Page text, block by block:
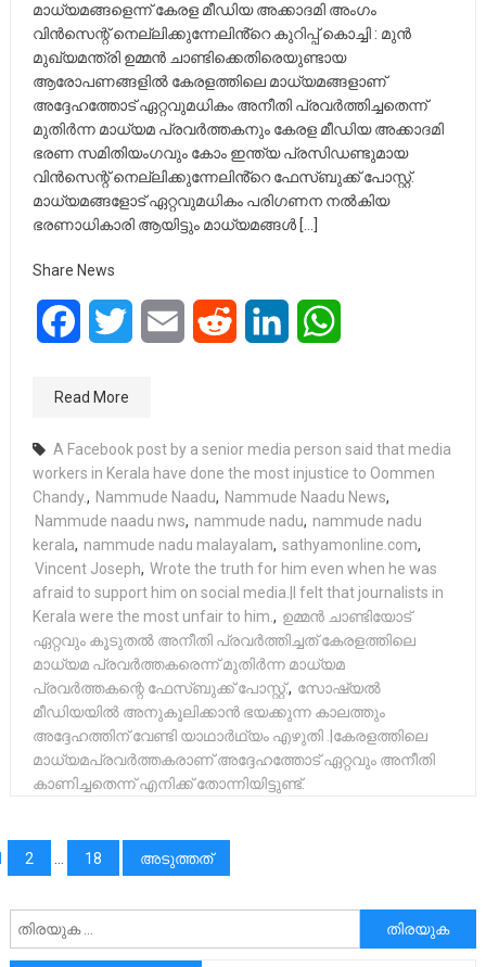
മാധ്യമങ്ങളെന്ന് കേരള മീഡിയ അക്കാദമി അംഗം
വിൻസെന്റ് നെല്ലിക്കുന്നേലിൻ്റെ കുറിപ്പ് കൊച്ചി : മുൻ
മുഖ്യമന്ത്രി ഉമ്മൻ ചാണ്ടിക്കെതിരെയുണ്ടായ
ആരോപണങ്ങളിൽ കേരളത്തിലെ മാധ്യമങ്ങളാണ്
അദ്ദേഹത്തോട് ഏറ്റവുമധികം അനീതി പ്രവർത്തിച്ചതെന്ന്
മുതിർന്ന മാധ്യമ പ്രവർത്തകനും കേരള മീഡിയ അക്കാദമി
ഭരണ സമിതിയംഗവും കോം ഇന്ത്യ പ്രസിഡണ്ടുമായ
വിൻസെന്റ് നെല്ലിക്കുന്നേലിൻ്റെ ഫേസ്‌ബുക്ക് പോസ്റ്റ്.
മാധ്യമങ്ങളോട് ഏറ്റവുമധികം പരിഗണന നൽകിയ
ഭരണാധികാരി ആയിട്ടും മാധ്യമങ്ങൾ […]
Share News
FacebookTwitter Email Reddit LinkedIn
Read More
A Facebook post by a senior media person said that media
workers in Kerala have done the most injustice to Oommen
Chandy., Nammude Naadu, Nammude Naadu News,
Nammude naadu nws, nammude nadu, nammude nadu
kerala, nammude nadu malayalam, sathyamonline.com,
Vincent Joseph, Wrote the truth for him even when he was
afraid to support him on social media.|I felt that journalists in
Kerala were the most unfair to him., ഉമ്മൻ ചാണ്ടിയോട്
ഏറ്റവും കൂടുതൽ അനീതി പ്രവർത്തിച്ചത് കേരളത്തിലെ
മാധ്യമ പ്രവർത്തകരെന്ന് മുതിർന്ന മാധ്യമ
പ്രവർത്തകന്റെ ഫേസ്‌ബുക്ക് പോസ്റ്റ്., സോഷ്യൽ
മീഡിയയിൽ അനുകൂലിക്കാൻ ഭയക്കുന്ന കാലത്തും
അദ്ദേഹത്തിന് വേണ്ടി യാഥാർഥ്യം എഴുതി .|കേരളത്തിലെ
മാധ്യമപ്രവർത്തകരാണ് അദ്ദേഹത്തോട് ഏറ്റവും അനീതി
കാണിച്ചതെന്ന് എനിക്ക് തോന്നിയിട്ടുണ്ട്.
2 18 അടുത്തത്
അനേഷിക്കുക